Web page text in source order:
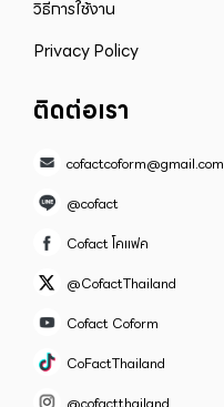
วิธีการใช้งาน
Privacy Policy
ติดต่อเรา
cofactcoform@gmail.com
@cofact
Cofact โคแฟค
@CofactThailand
Cofact Coform
CoFactThailand